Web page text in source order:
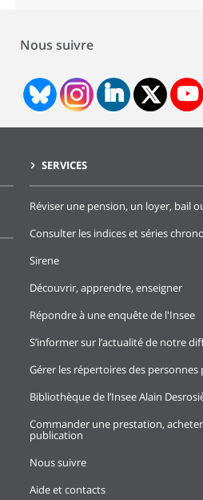
Nous suivre
SERVICES
Réviser une pension, un loyer, bail
Consulter les indices et séries
Sirene
Découvrir, apprendre, enseigner
Répondre à une enquête de l'Insee
S’informer sur l’actualité de notre
Gérer les répertoires des personnes
Bibliothèque de l’Insee Alain
Commander une prestation,
publication
Nous suivre
Aide et contacts